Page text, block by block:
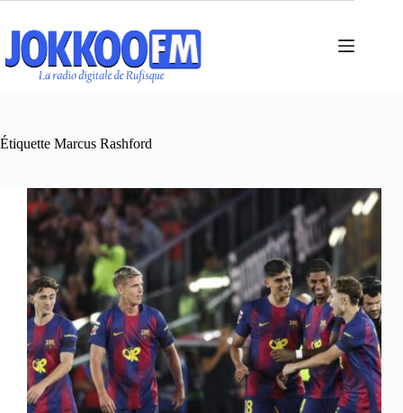
contenu
Étiquette Marcus Rashford